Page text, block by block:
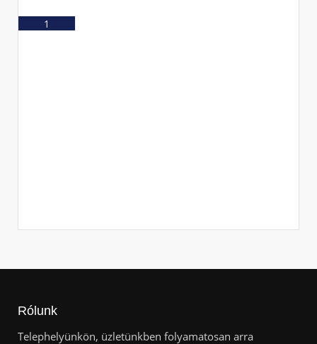
Rólunk
Telephelyünkön, üzletünkben folyamatosan arra